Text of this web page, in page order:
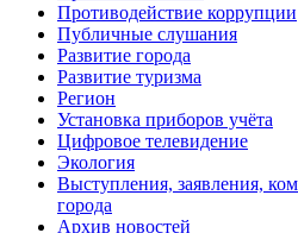
Противодействие коррупции
Публичные слушания
Развитие города
Развитие туризма
Регион
Установка приборов учёта
Цифровое телевидение
Экология
Выступления, заявления,
города
Архив новостей